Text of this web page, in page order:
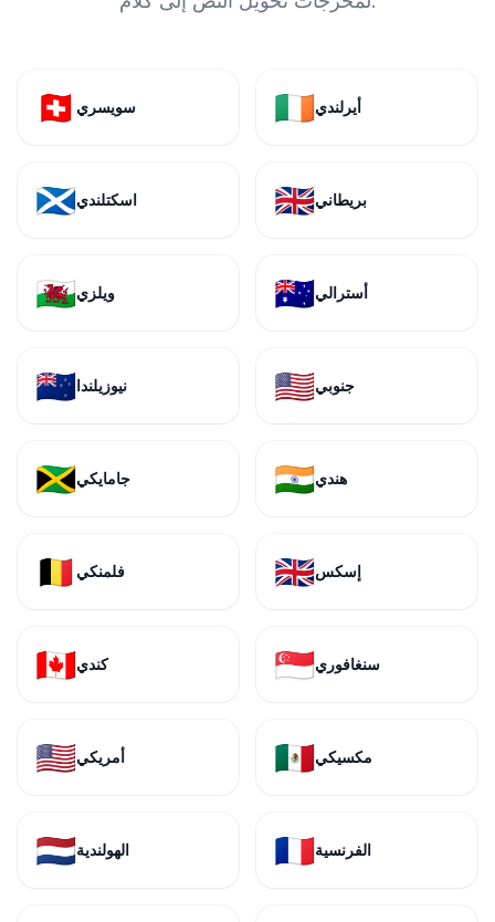
🇨🇭 سويسري 🇮🇪أيرلندي
🏴󠁧󠁢󠁳󠁣󠁴󠁿اسكتلندي 🇬🇧بريطاني
🏴󠁧󠁢󠁷󠁬󠁳󠁿ويلزي 🇦🇺أسترالي
🇳🇿نيوزيلندا 🇺🇸جنوبي
🇯🇲جامايكي 🇮🇳هندي
🇧🇪 فلمنكي 🇬🇧إسكس
🇨🇦كندي 🇸🇬سنغافوري
🇺🇸أمريكي 🇲🇽مكسيكي
🇳🇱الهولندية 🇫🇷الفرنسية